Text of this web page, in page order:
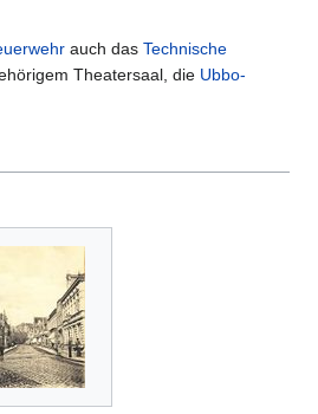
auch das Technische
Theatersaal, die Ubbo-